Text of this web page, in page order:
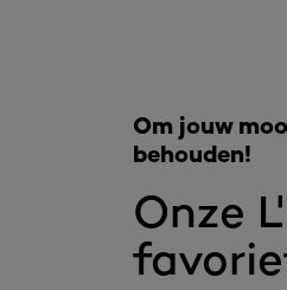
Onze
Om jouw
behouden!